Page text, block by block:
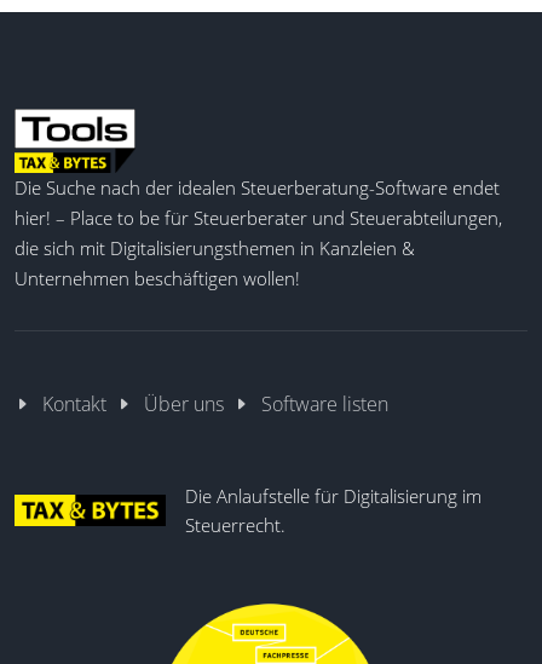
Die Suche nach der idealen Steuerberatung-Software endet
hier! – Place to be für Steuerberater und Steuerabteilungen,
die sich mit Digitalisierungsthemen in Kanzleien &
Unternehmen beschäftigen wollen!
Kontakt Über uns Software listen
Die Anlaufstelle für Digitalisierung im
Steuerrecht.